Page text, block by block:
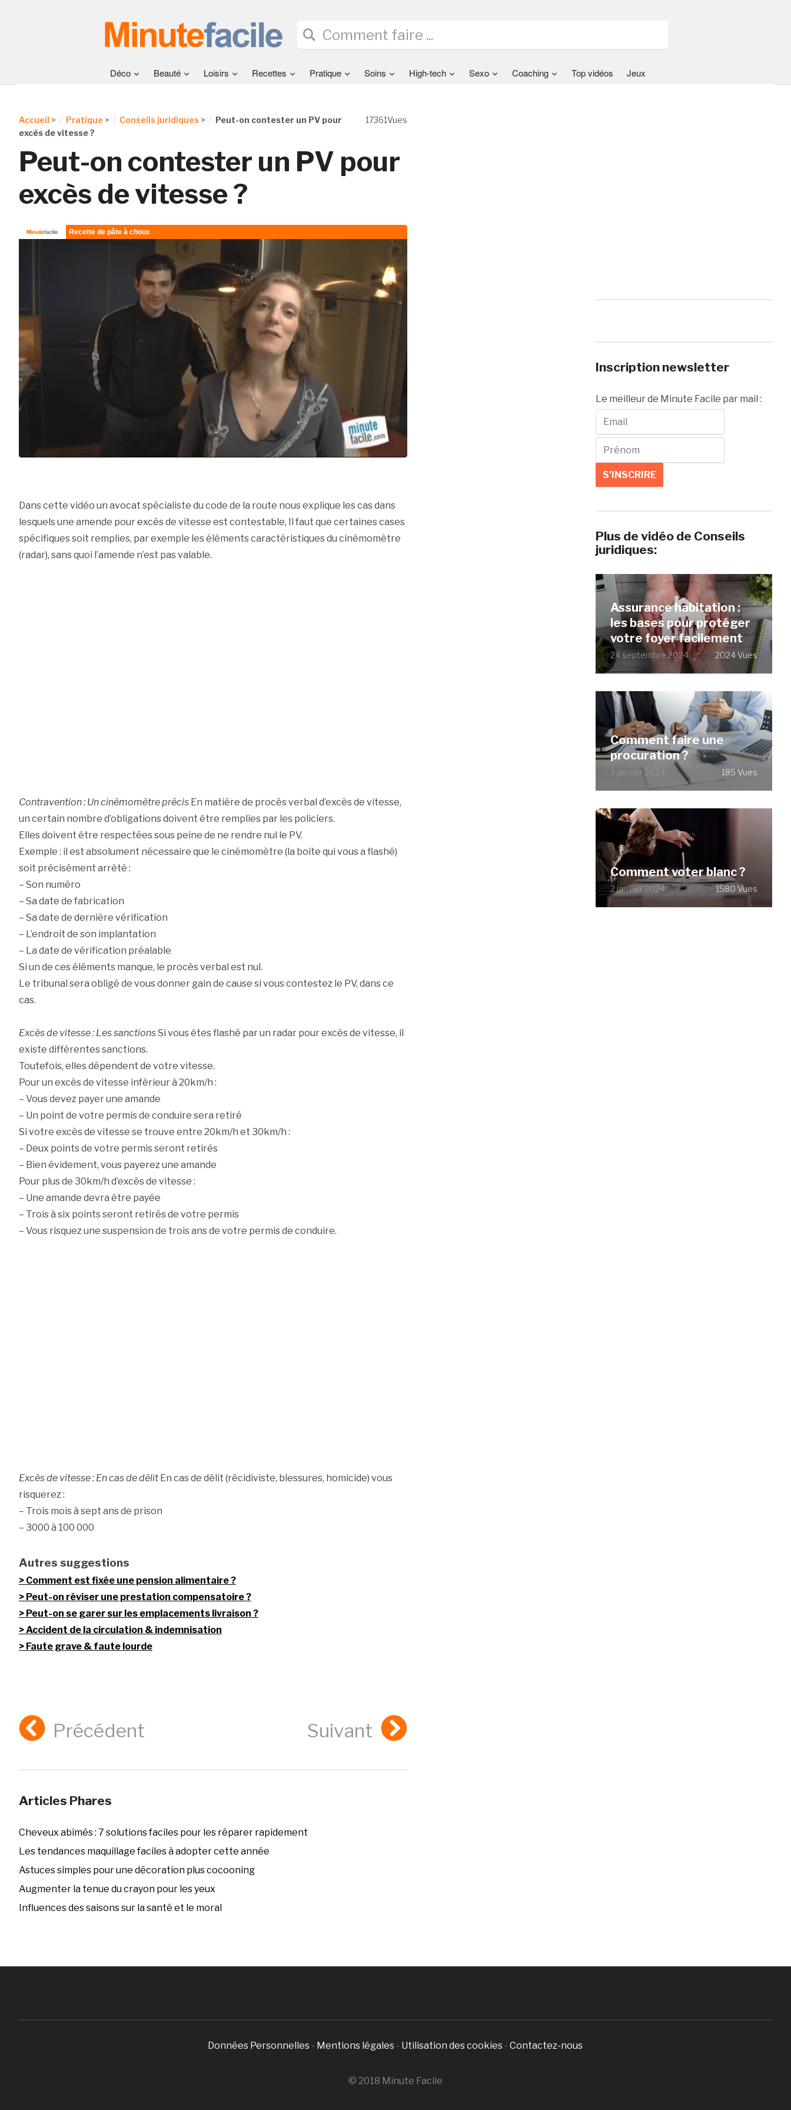
Déco Beauté Loisirs Recettes Pratique Soins High-tech Sexo Coaching Top vidéos Jeux
17361Vues
Accueil > Pratique > Conseils juridiques >
Peut-on contester un PV pour
excès de vitesse ?
Peut-on contester un PV pour
excès de vitesse ?
Dans cette vidéo un avocat spécialiste du code de la route nous explique les cas dans
lesquels une amende pour excès de vitesse est contestable, Il faut que certaines cases
spécifiques soit remplies, par exemple les éléments caractéristiques du cinémomètre
(radar), sans quoi l’amende n’est pas valable.
Contravention : Un cinémomètre précisEn matière de procès verbal d’excès de vitesse,
un certain nombre d’obligations doivent être remplies par les policiers.
Elles doivent être respectées sous peine de ne rendre nul le PV.
Exemple : il est absolument nécessaire que le cinémomètre (la boîte qui vous a flashé)
soit précisément arrêté :
– Son numéro
– Sa date de fabrication
– Sa date de dernière vérification
– L’endroit de son implantation
– La date de vérification préalable
Si un de ces éléments manque, le procès verbal est nul.
Le tribunal sera obligé de vous donner gain de cause si vous contestez le PV, dans ce
cas.
Excès de vitesse : Les sanctionsSi vous êtes flashé par un radar pour excès de vitesse, il
existe différentes sanctions.
Toutefois, elles dépendent de votre vitesse.
Pour un excès de vitesse inférieur à 20km/h :
– Vous devez payer une amande
– Un point de votre permis de conduire sera retiré
Si votre excès de vitesse se trouve entre 20km/h et 30km/h :
– Deux points de votre permis seront retirés
– Bien évidement, vous payerez une amande
Pour plus de 30km/h d’excès de vitesse :
– Une amande devra être payée
– Trois à six points seront retirés de votre permis
– Vous risquez une suspension de trois ans de votre permis de conduire.
Excès de vitesse : En cas de délitEn cas de délit (récidiviste, blessures, homicide) vous
risquerez :
– Trois mois à sept ans de prison
– 3000 à 100 000
Autres suggestions
Comment est fixée une pension alimentaire ?
Peut-on réviser une prestation compensatoire ?
Peut-on se garer sur les emplacements livraison ?
Accident de la circulation & indemnisation
Faute grave & faute lourde
Précédent Suivant
Articles Phares
Cheveux abîmés : 7 solutions faciles pour les réparer rapidement
Les tendances maquillage faciles à adopter cette année
Astuces simples pour une décoration plus cocooning
Augmenter la tenue du crayon pour les yeux
Influences des saisons sur la santé et le moral
Inscription newsletter
Le meilleur de Minute Facile par mail :
Plus de vidéo de Conseils
juridiques:
Assurance habitation :
les bases pour protéger
votre foyer facilement
24 septembre 2024 2024 Vues
Comment faire une
procuration ?
3 janvier 2024 185 Vues
Comment voter blanc ?
2 janvier 2024 1580 Vues
Données Personnelles - Mentions légales - Utilisation des cookies -Contactez-nous
© 2018 Minute Facile